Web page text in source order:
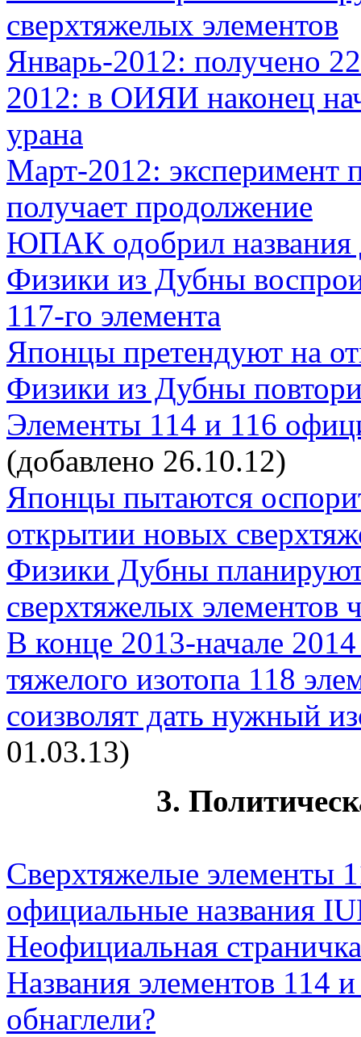
сверхтяжелых элементов
Январь-2012: получено
2012: в ОИЯИ наконец
урана
Март-2012: эксперимент
получает продолжение
ЮПАК одобрил названия
Физики из Дубны
117-го элемента
Японцы претендуют на
Физики из Дубны
Элементы 114 и 116
(добавлено 26.10.12)
Японцы пытаются
открытии новых
Физики Дубны планируют
сверхтяжелых элементов
В конце 2013-начале
тяжелого изотопа 118
соизволят дать нужный
01.03.13)
3.
Сверхтяжелые элементы
официальные названия
Неофициальная
Названия элементов 114
обнаглели?